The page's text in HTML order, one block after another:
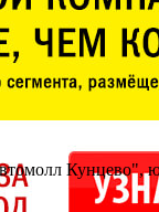
Кунцево",